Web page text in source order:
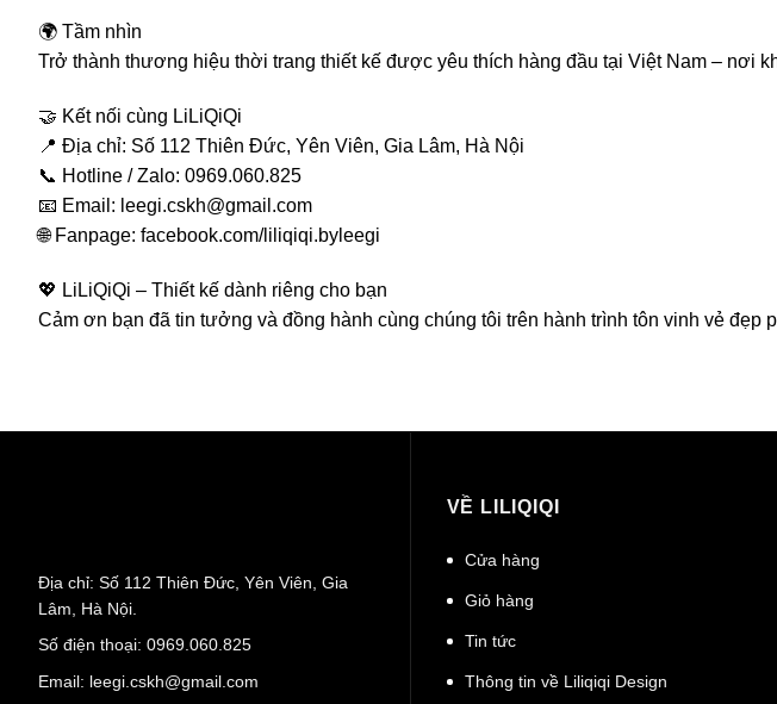
🌍 Tầm nhìn
Trở thành thương hiệu thời trang thiết kế được yêu thích hàng đầu tại Việt Nam – nơi
🤝 Kết nối cùng LiLiQiQi
📍 Địa chỉ: Số 112 Thiên Đức, Yên Viên, Gia Lâm, Hà Nội
📞 Hotline / Zalo: 0969.060.825
📧 Email: leegi.cskh@gmail.com
🌐 Fanpage: facebook.com/liliqiqi.byleegi
💖 LiLiQiQi – Thiết kế dành riêng cho bạn
Cảm ơn bạn đã tin tưởng và đồng hành cùng chúng tôi trên hành trình tôn vinh vẻ đẹp
Địa chỉ: Số 112 Thiên Đức, Yên Viên, Gia
Lâm, Hà Nội.
Số điện thoại: 0969.060.825
Email: leegi.cskh@gmail.com
VỀ LILIQIQI
Cửa hàng
Giỏ hàng
Tin tức
Thông tin về Liliqiqi Design